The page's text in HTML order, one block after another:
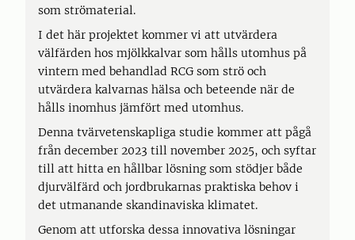
som strömaterial.
I det här projektet kommer vi att utvärdera
välfärden hos mjölkkalvar som hålls utomhus på
vintern med behandlad RCG som strö och
utvärdera kalvarnas hälsa och beteende när de
hålls inomhus jämfört med utomhus.
Denna tvärvetenskapliga studie kommer att pågå
från december 2023 till november 2025, och syftar
till att hitta en hållbar lösning som stödjer både
djurvälfärd och jordbrukarnas praktiska behov i
det utmanande skandinaviska klimatet.
Genom att utforska dessa innovativa lösningar